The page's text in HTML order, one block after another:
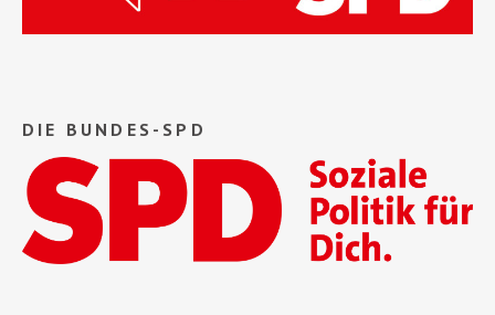
DIE BUNDES-SPD